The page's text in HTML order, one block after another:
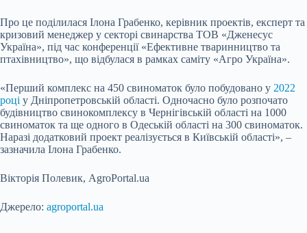
Про це поділилася Ілона Грабенко, керівник проектів, експерт та
кризовий менеджер у секторі свинарства ТОВ «Дженесус
Україна», під час конференції «Ефективне тваринництво та
птахівництво», що відбулася в рамках саміту «Агро Україна».
«Перший комплекс на 450 свиноматок було побудовано у 2022
році у Дніпропетровській області. Одночасно було розпочато
будівництво свинокомплексу в Чернігівській області на 1000
свиноматок та ще одного в Одеській області на 300 свиноматок.
Наразі додатковий проект реалізується в Київській області», –
зазначила Ілона Грабенко.
Вікторія Полевик, AgroPortal.ua
Джерело: agroportal.ua